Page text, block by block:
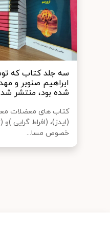
سه جلد کتاب که
ابراهیم صنوبر و
شده بود، منتشر شد
کتاب های معضلات
(ایدز)، (افراط گرایی
خصوص مسا...